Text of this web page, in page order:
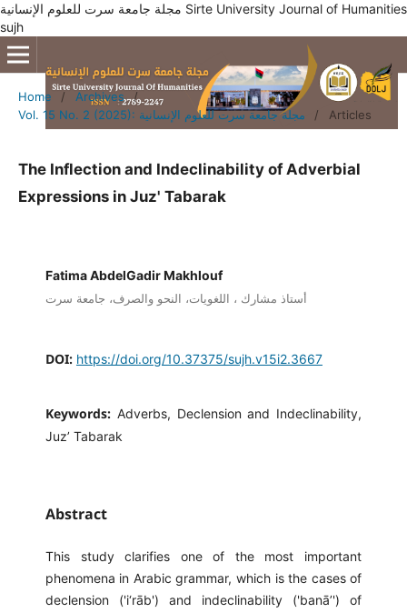
مجلة جامعة سرت للعلوم الإنسانية Sirte University Journal of Humanities
sujh
Home / Archives
/
Vol. 15 No. 2 (2025): مجلة جامعة سرت للعلوم الإنسانية
/ Articles
The Inflection and Indeclinability of Adverbial
Expressions in Juz' Tabarak
Fatima AbdelGadir Makhlouf
أستاذ مشارك ، اللغويات، النحو والصرف، جامعة سرت
DOI: https://doi.org/10.37375/sujh.v15i2.3667
Keywords: Adverbs, Declension and Indeclinability,
Juz’ Tabarak
Abstract
This study clarifies one of the most important
phenomena in Arabic grammar, which is the cases of
declension ('i‘rāb') and indeclinability ('banā’') of